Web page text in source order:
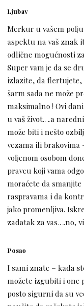
Ljubav
Merkur u vašem
aspektu na vaš znak
odlične mogućnosti
Super vam je da se
izlazite, da flertujete,
šarm sada ne može
maksimalno ! Ovi
u vaš život….a
može biti i nešto
vezama ili brakovima
voljenom osobom
pravcu koji vama
moraćete da
raspravama i da
jako promenljiva.
zadatak za vas….no,
Posao
I sami znate – kada
možete izgubiti i one
posto sigurni da su